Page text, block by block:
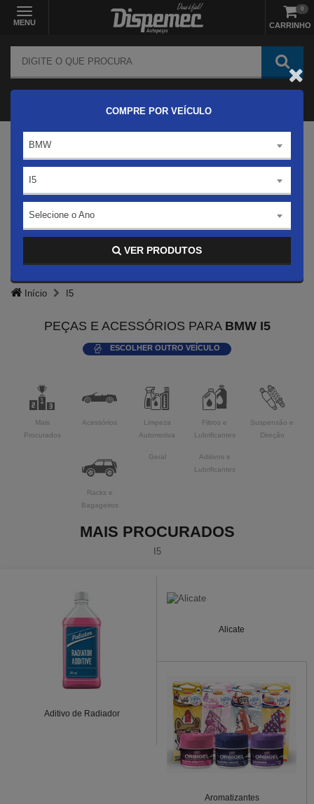
MENU CARRINHO
0
COMPRE POR VEÍCULO
BMW
I5
Selecione o Ano
VER PRODUTOS
Início I5
PEÇAS E ACESSÓRIOS PARA BMW I5
ESCOLHER OUTRO VEÍCULO
Mais
Procurados
Acessórios
Limpeza
Automotiva
Filtros e
Lubrificantes
Suspensão e
Direção
Racks e
Bagageiros
Geral
Aditivos e
Lubrificantes
MAIS PROCURADOS
I5
Aditivo de Radiador
Alicate
Aromatizantes